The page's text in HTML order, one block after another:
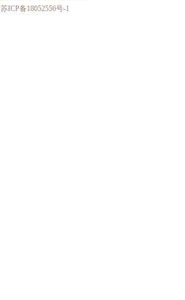
苏ICP备18052556号-1